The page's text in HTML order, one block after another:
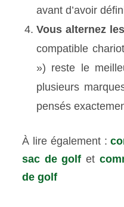
avant d’avoir
Vous alternez
compatible
») reste le
plusieurs
pensés
À lire également :
sac de golf et
de golf